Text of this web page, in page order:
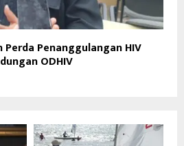
Perda Penanggulangan HIV
ODHIV